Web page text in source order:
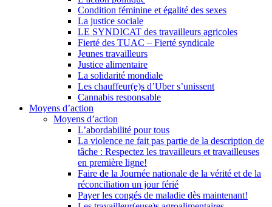
Condition féminine et égalité des sexes
La justice sociale
LE SYNDICAT des travailleurs agricoles
Fierté des TUAC – Fierté syndicale
Jeunes travailleurs
Justice alimentaire
La solidarité mondiale
Les chauffeur(e)s d’Uber s’unissent
Cannabis responsable
Moyens d’action
Moyens d’action
L’abordabilité pour tous
La violence ne fait pas partie de la description de
tâche : Respectez les travailleurs et travailleuses
en première ligne!
Faire de la Journée nationale de la vérité et de la
réconciliation un jour férié
Payer les congés de maladie dès maintenant!